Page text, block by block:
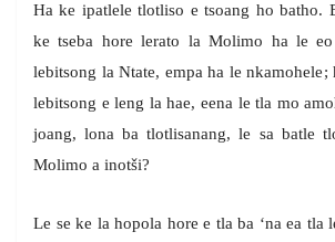
Ha ke ipatlele tlotliso e tsoang ho batho.
ke tseba hore lerato la Molimo ha le
lebitsong la Ntate, empa ha le nkamohele;
lebitsong e leng la hae, eena le tla mo
joang, lona ba tlotlisanang, le sa batle
Molimo a inotši?
Le se ke la hopola hore e tla ba ‘na ea tla